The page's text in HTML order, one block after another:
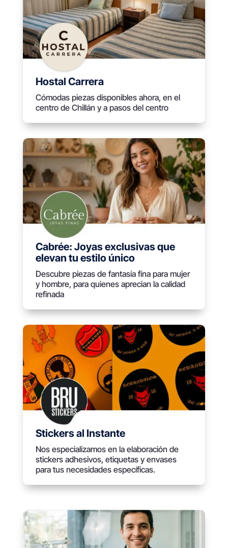
Hostal Carrera
Cómodas piezas disponibles ahora, en el
centro de Chillán y a pasos del centro
Cabrée: Joyas exclusivas que
elevan tu estilo único
Descubre piezas de fantasía fina para mujer
y hombre, para quienes aprecian la calidad
refinada
Stickers al Instante
Nos especializamos en la elaboración de
stickers adhesivos, etiquetas y envases
para tus necesidades específicas.